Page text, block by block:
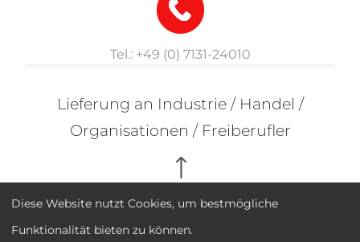
Tel.: +49 (0) 7131-24010
Lieferung an Industrie / Handel /
Organisationen / Freiberufler
Diese Website nutzt Cookies, um bestmögliche
Funktionalität bieten zu können.